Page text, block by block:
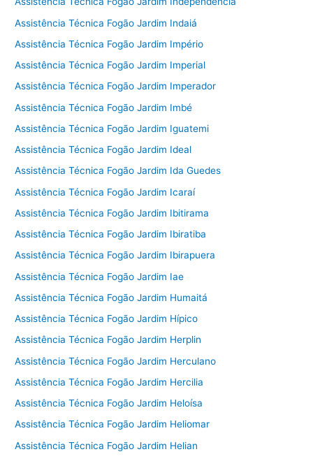
Assistência Técnica Fogão Jardim Indaiá
Assistência Técnica Fogão Jardim Império
Assistência Técnica Fogão Jardim Imperial
Assistência Técnica Fogão Jardim Imperador
Assistência Técnica Fogão Jardim Imbé
Assistência Técnica Fogão Jardim Iguatemi
Assistência Técnica Fogão Jardim Ideal
Assistência Técnica Fogão Jardim Ida Guedes
Assistência Técnica Fogão Jardim Icaraí
Assistência Técnica Fogão Jardim Ibitirama
Assistência Técnica Fogão Jardim Ibiratiba
Assistência Técnica Fogão Jardim Ibirapuera
Assistência Técnica Fogão Jardim Iae
Assistência Técnica Fogão Jardim Humaitá
Assistência Técnica Fogão Jardim Hípico
Assistência Técnica Fogão Jardim Herplin
Assistência Técnica Fogão Jardim Herculano
Assistência Técnica Fogão Jardim Hercilia
Assistência Técnica Fogão Jardim Heloísa
Assistência Técnica Fogão Jardim Heliomar
Assistência Técnica Fogão Jardim Helian